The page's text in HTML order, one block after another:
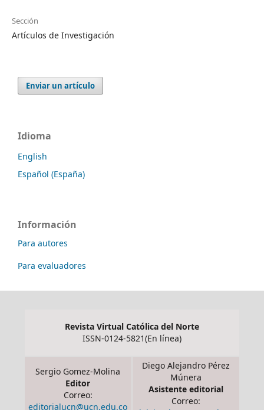
Sección
Artículos de Investigación
Enviar un artículo
Idioma
English
Español (España)
Información
Para autores
Para evaluadores
Revista Virtual Católica del Norte
ISSN-0124-5821(En línea)
Sergio Gomez-Molina
Editor
Correo:
editorialucn@ucn.edu.co
Diego Alejandro Pérez
Múnera
Asistente editorial
Correo: